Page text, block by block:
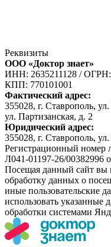
Реквизиты
ООО «Доктор знает»
ИНН: 2635211128 /ОГРН:
КПП: 770101001
Фактический адрес:
355028, г. Ставрополь,
ул. Партизанская, д. 2
Юридический адрес:
355028, г. Ставрополь,
Регистрационный номер
Л041-01197-26/00382996
Посещая данный сайт вы
обработку данных о
иные пользовательские
использовать
обработки системами